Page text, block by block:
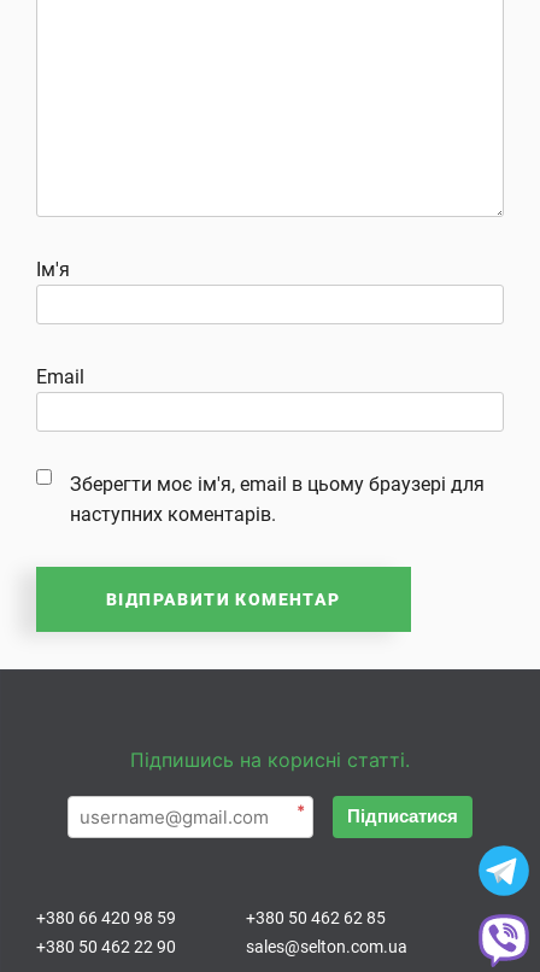
Ім'я
Email
Зберегти моє ім'я, email в цьому браузері для
наступних коментарів.
Підпишись на корисні статті.
* Підписатися
+380 66 420 98 59
+380 50 462 62 85
+380 50 462 22 90
sales@selton.com.ua